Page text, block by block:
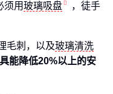
须用玻璃吸盘
，徒手
毛刺，以及玻璃清洗
能降低20%以上的安